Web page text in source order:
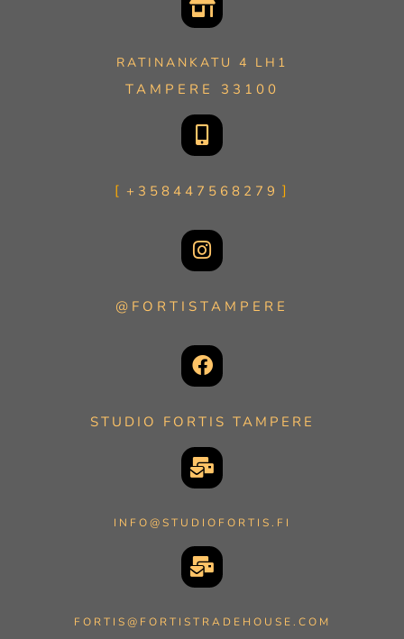
RATINANKATU 4 LH1
TAMPERE 33100
+358447568279
@FORTISTAMPERE
STUDIO FORTIS TAMPERE
INFO@STUDIOFORTIS.FI
FORTIS@FORTISTRADEHOUSE.COM